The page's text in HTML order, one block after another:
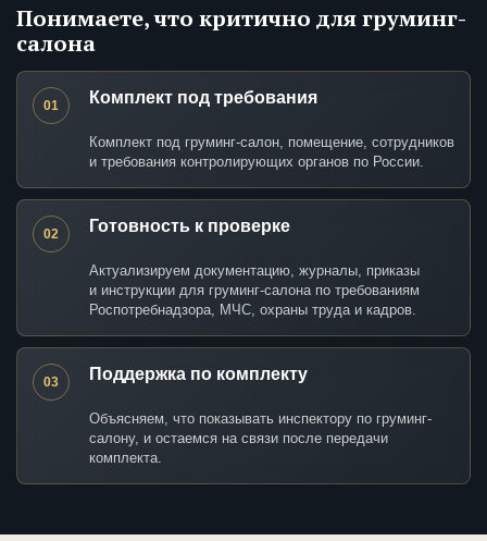
Понимаете, что критично для груминг-
салона
01 Комплект под требования
Комплект под груминг-салон, помещение, сотрудников
и требования контролирующих органов по России.
02 Готовность к проверке
Актуализируем документацию, журналы, приказы
и инструкции для груминг-салона по требованиям
Роспотребнадзора, МЧС, охраны труда и кадров.
03 Поддержка по комплекту
Объясняем, что показывать инспектору по груминг-
салону, и остаемся на связи после передачи
комплекта.